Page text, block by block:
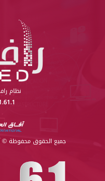
نظام
جميع الحقوق محفوظة ©